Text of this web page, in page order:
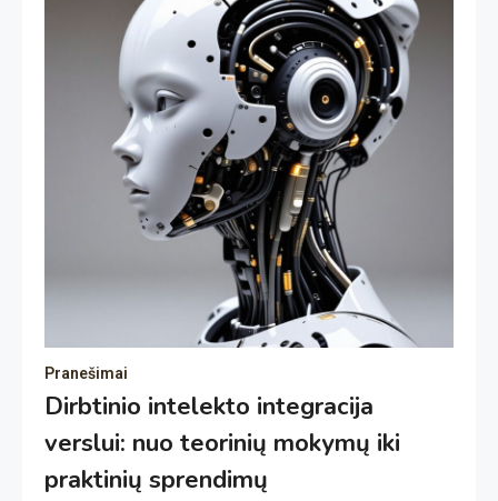
Pranešimai
Dirbtinio intelekto integracija
verslui: nuo teorinių mokymų iki
praktinių sprendimų